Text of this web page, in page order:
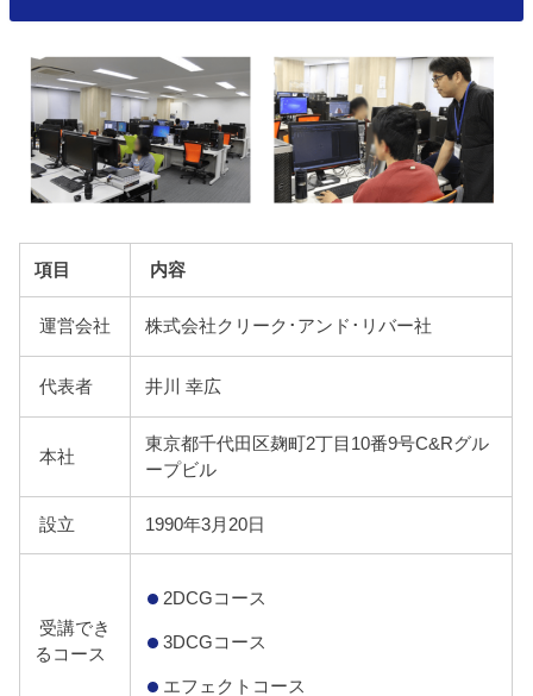
項目 内容
運営会社 株式会社クリーク･アンド･リバー社
代表者 井川 幸広
本社
東京都千代田区麹町2丁目10番9号C&Rグル
ープビル
設立 1990年3月20日
受講でき
るコース
2DCGコース
3DCGコース
エフェクトコース